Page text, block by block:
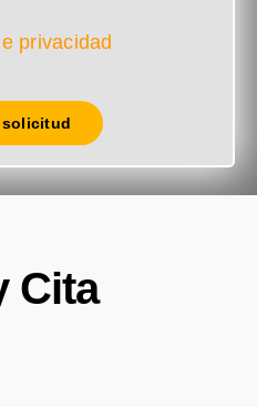
privacidad
solicitud
Cita